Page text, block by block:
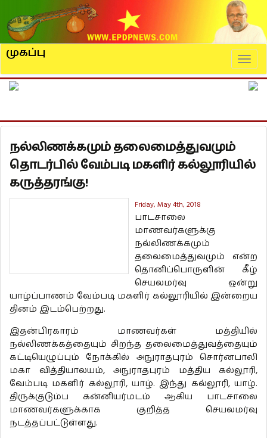
முகப்பு
நல்லிணக்கமும் தலைமைத்துவமும்
தொடர்பில் வேம்படி மகளிர் கல்லூரியில்
கருத்தரங்கு!
Friday, May 4th, 2018
பாடசாலை
மாணவர்களுக்கு
நல்லிணக்கமும்
தலைமைத்துவமும் என்ற
தொனிப்பொருளின் கீழ்
செயலமர்வு ஒன்று
யாழ்ப்பாணம் வேம்படி மகளிர் கல்லூரியில் இன்றைய
தினம் இடம்பெற்றது.
இதன்பிரகாரம் மாணவர்கள் மத்தியில்
நல்லிணக்கத்தையும் சிறந்த தலைமைத்துவத்தையும்
கட்டியெழுப்பும் நோக்கில் அநுராதபுரம் சொர்னபாலி
மகா வித்தியாலயம், அநுராதபுரம் மத்திய கல்லூரி,
வேம்படி மகளிர் கல்லூரி, யாழ். இந்து கல்லூரி, யாழ்.
திருக்குடும்ப கன்னியர்மடம் ஆகிய பாடசாலை
மாணவர்களுக்காக குறித்த செயலமர்வு
நடத்தப்பட்டுள்ளது.